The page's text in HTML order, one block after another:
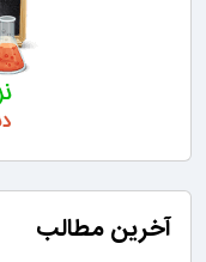
آخرین مطالب